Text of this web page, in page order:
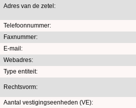
Adres van de zetel:
Telefoonnummer:
Faxnummer:
E-mail:
Webadres:
Type entiteit:
Rechtsvorm:
Aantal vestigingseenheden (VE):